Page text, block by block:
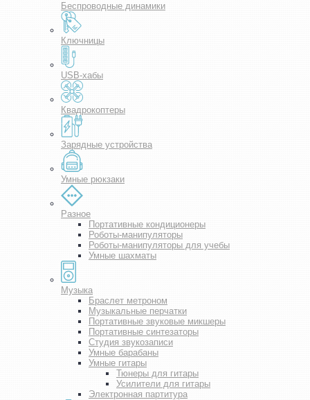
Беспроводные динамики
Ключницы
USB-хабы
Квадрокоптеры
Зарядные устройства
Умные рюкзаки
Разное
Портативные кондиционеры
Роботы-манипуляторы
Роботы-манипуляторы для учебы
Умные шахматы
Музыка
Браслет метроном
Музыкальные перчатки
Портативные звуковые микшеры
Портативные синтезаторы
Студия звукозаписи
Умные барабаны
Умные гитары
Тюнеры для гитары
Усилители для гитары
Электронная партитура